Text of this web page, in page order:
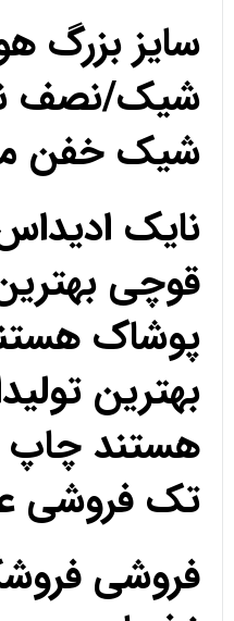
سایز بزرگ
شیک/نصف
شیک خفن
نایک
قوچی
پوشاک
بهترین
تک فروشی